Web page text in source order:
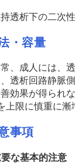
透析下の二次
・容量
、成人には、
、透析回路静脈
効果が得られ
上限に慎重に漸
事項
な基本的注意